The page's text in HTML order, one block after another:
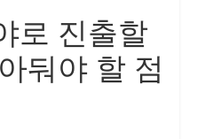
로 진출할
둬야 할 점